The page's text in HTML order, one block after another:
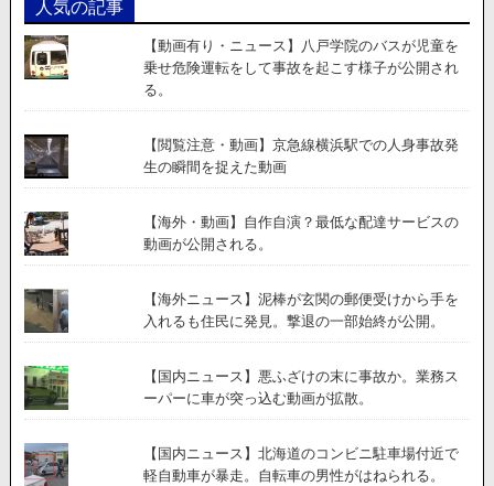
人気の記事
【動画有り・ニュース】八戸学院のバスが児童を
乗せ危険運転をして事故を起こす様子が公開され
る。
【閲覧注意・動画】京急線横浜駅での人身事故発
生の瞬間を捉えた動画
【海外・動画】自作自演？最低な配達サービスの
動画が公開される。
【海外ニュース】泥棒が玄関の郵便受けから手を
入れるも住民に発見。撃退の一部始終が公開。
【国内ニュース】悪ふざけの末に事故か。業務ス
ーパーに車が突っ込む動画が拡散。
【国内ニュース】北海道のコンビニ駐車場付近で
軽自動車が暴走。自転車の男性がはねられる。